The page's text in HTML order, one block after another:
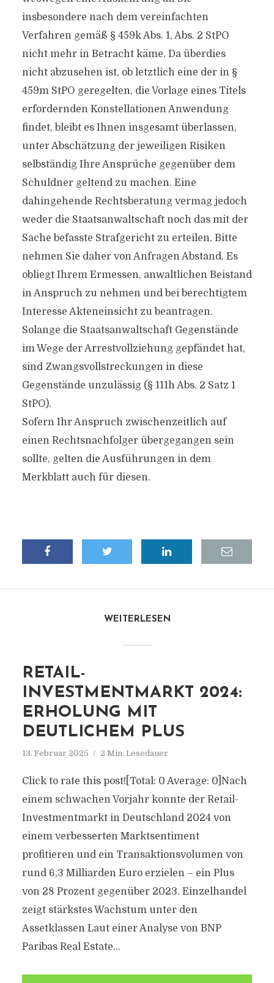
insbesondere nach dem vereinfachten
Verfahren gemäß § 459k Abs. 1, Abs. 2 StPO
nicht mehr in Betracht käme. Da überdies
nicht abzusehen ist, ob letztlich eine der in §
459m StPO geregelten, die Vorlage eines Titels
erfordernden Konstellationen Anwendung
findet, bleibt es Ihnen insgesamt überlassen,
unter Abschätzung der jeweiligen Risiken
selbständig Ihre Ansprüche gegenüber dem
Schuldner geltend zu machen. Eine
dahingehende Rechtsberatung vermag jedoch
weder die Staatsanwaltschaft noch das mit der
Sache befasste Strafgericht zu erteilen. Bitte
nehmen Sie daher von Anfragen Abstand. Es
obliegt Ihrem Ermessen, anwaltlichen Beistand
in Anspruch zu nehmen und bei berechtigtem
Interesse Akteneinsicht zu beantragen.
Solange die Staatsanwaltschaft Gegenstände
im Wege der Arrestvollziehung gepfändet hat,
sind Zwangsvollstreckungen in diese
Gegenstände unzulässig (§ 111h Abs. 2 Satz 1
StPO).
Sofern Ihr Anspruch zwischenzeitlich auf
einen Rechtsnachfolger übergegangen sein
sollte, gelten die Ausführungen in dem
Merkblatt auch für diesen.
WEITERLESEN
RETAIL-
INVESTMENTMARKT 2024:
ERHOLUNG MIT
DEUTLICHEM PLUS
13. Februar 2025 2 Min. Lesedauer
Click to rate this post![Total: 0 Average: 0]Nach
einem schwachen Vorjahr konnte der Retail-
Investmentmarkt in Deutschland 2024 von
einem verbesserten Marktsentiment
profitieren und ein Transaktionsvolumen von
rund 6,3 Milliarden Euro erzielen – ein Plus
von 28 Prozent gegenüber 2023. Einzelhandel
zeigt stärkstes Wachstum unter den
Assetklassen Laut einer Analyse von BNP
Paribas Real Estate...